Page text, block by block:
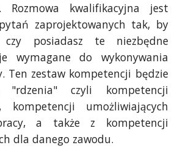
Rozmowa kwalifikacyjna jest
zaprojektowanych tak, by
czy posiadasz te niezbędne
wymagane do wykonywania
Ten zestaw kompetencji będzie
"rdzenia" czyli kompetencji
kompetencji umożliwiających
a także z kompetencji
dla danego zawodu.